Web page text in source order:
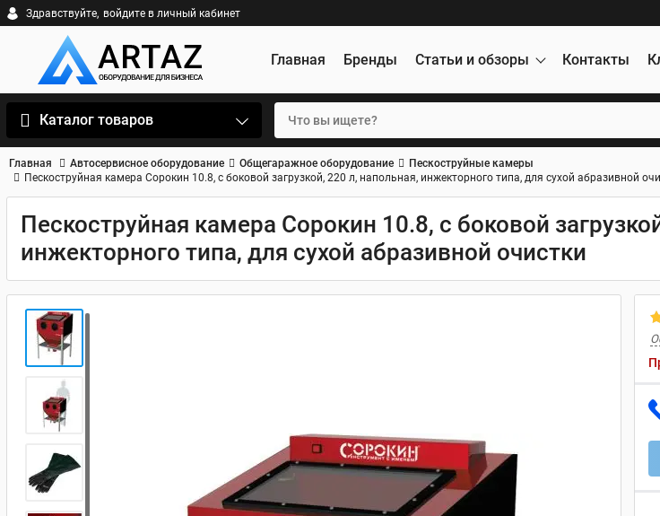
Здравствуйте, войдите в личный кабинет
Главная Бренды Статьи и обзоры Контакты
Каталог товаров
Главная Автосервисное оборудование Общегаражное оборудование
Пескоструйные камеры
Пескоструйная камера Сорокин 10.8, с боковой загрузкой, 220 л, напольная, инжекторного типа, для сухой абразивной
Пескоструйная камера Сорокин 10.8, с боковой
инжекторного типа, для сухой абразивной очистки